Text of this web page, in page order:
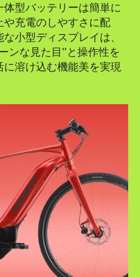
型バッテリーは簡単に
充電のしやすさに配
小型ディスプレイは、
ンな見た目”と操作性を
溶け込む機能美を実現